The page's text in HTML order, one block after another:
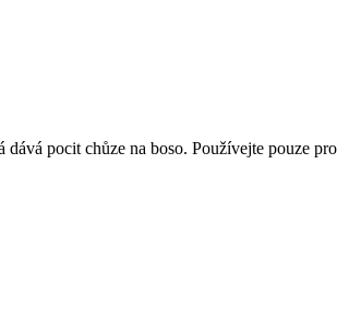
pocit chůze na boso. Používejte pouze